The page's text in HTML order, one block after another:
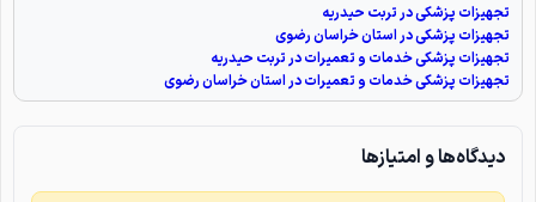
تجهیزات پزشکی در تربت حیدریه
تجهیزات پزشکی در استان خراسان رضوی
تجهیزات پزشکی خدمات و تعمیرات در تربت حیدریه
تجهیزات پزشکی خدمات و تعمیرات در استان خراسان رضوی
دیدگاه‌ها و امتیازها